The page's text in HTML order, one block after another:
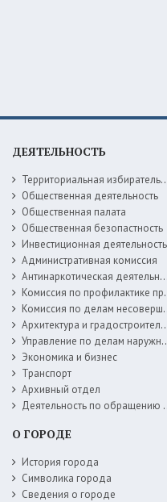
ДЕЯТЕЛЬНОСТЬ
Территориальная избирательная комиссия
Общественная деятельность
Общественная палата
Общественная безопастность
Инвестиционная деятельность
Административная комиссия
Антинаркотическая деятельность
Комиссия по профилактике правонарушений
Комиссия по делам несовершеннолетних
Архитектура и градостроительство
Управление по делам наружной рекламы
Экономика и бизнес
Транспорт
Архивный отдел
Деятельность по обращению с животными без владельцев
О ГОРОДЕ
История города
Символика города
Сведения о городе